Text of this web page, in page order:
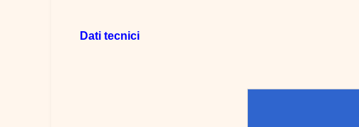
Dati tecnici